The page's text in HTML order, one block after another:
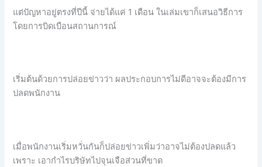
แต่ปัญหาอยู่ตรงที่ปีนี้ จ่ายได้แค่ 1 เดือน ในเล่มเขาก็เสนอวิธีการ
โดยการบิดเบือนสถานการณ์
เริ่มต้นด้วยการปล่อยข่าวว่า ผลประกอบการไม่ดีอาจจะต้องมีการ
ปลดพนักงาน
เมื่อพนักงานเริ่มหวั่นกันก็ปล่อยข่าวเพิ่มว่าอาจไม่ต้องปลดแล้ว
เพราะ เอากำไรบริษัทไปจุนเจือส่วนที่ขาด